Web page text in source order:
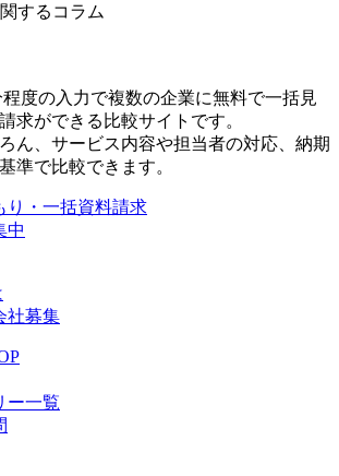
するコラム
程度の入力で複数の企業に無料で一括見
求ができる比較サイトです。
ん、サービス内容や担当者の対応、納期
準で比較できます。
中
ー一覧